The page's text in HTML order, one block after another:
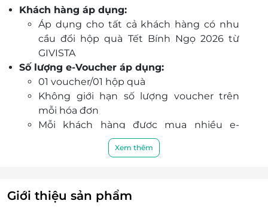
loại đặc sản (từ 1 – 6 tháng), tiện lợi trong bảo
quản và sử dụng.
Ưu đãi e-voucher hấp dẫn tại LifeLink giúp bạn
mua quà tiện lợi, nhanh chóng và tiết kiệm hơn
bao giờ hết.
Món quà mang đậm tinh thần ngày Tết truyền
thống, giàu cảm xúc và gắn kết bền lâu qua
từng hũ đặc sản Việt.
Khách hàng áp dụng:
Áp dụng cho tất cả khách hàng có nhu
cầu đổi hộp quà Tết Bính Ngọ 2026 từ
GIVISTA
Số lượng e-Voucher áp dụng:
01 voucher/01 hộp quà
Không giới hạn số lượng voucher trên
mỗi hóa đơn
Mỗi khách hàng được mua nhiều e-
Voucher/e-Coupon
Phụ thu:
Xem thêm
Giới thiệu sản phẩm